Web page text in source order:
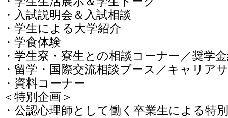
・入試説明会＆入試相談
・学生による大学紹介
・学食体験
・学生寮・寮生との相談コーナー／奨学
・留学・国際交流相談ブース／キャリア
・資料コーナー
＜特別企画＞
・公認心理師として働く卒業生による特